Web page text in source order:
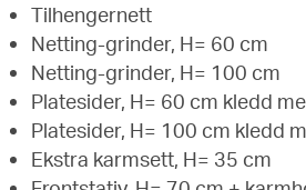
Tilhengernett
Netting-grinder, H= 60 cm
Netting-grinder, H= 100 cm
Platesider, H= 60 cm kledd
Platesider, H= 100 cm kledd
Ekstra karmsett, H= 35 cm